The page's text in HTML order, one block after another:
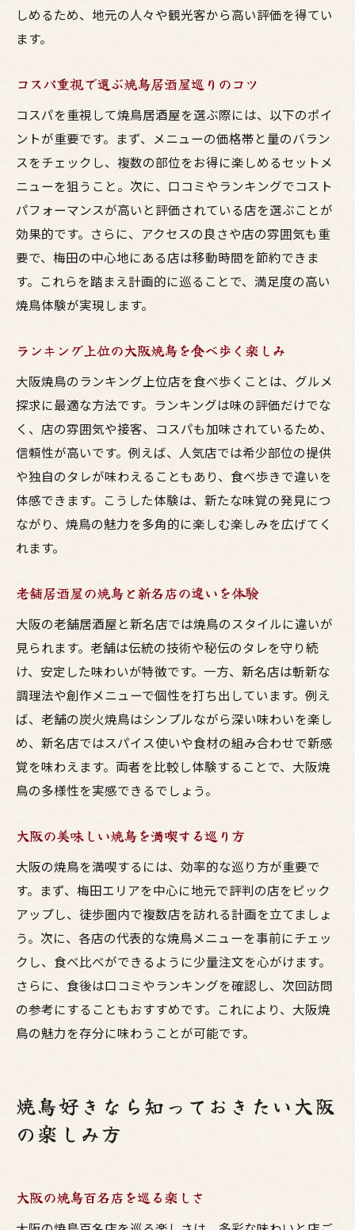
しめるため、地元の人々や観光客から高い評価を得てい
ます。
コスパ重視で選ぶ焼鳥居酒屋巡りのコツ
コスパを重視して焼鳥居酒屋を選ぶ際には、以下のポイ
ントが重要です。まず、メニューの価格帯と量のバラン
スをチェックし、複数の部位をお得に楽しめるセットメ
ニューを狙うこと。次に、口コミやランキングでコスト
パフォーマンスが高いと評価されている店を選ぶことが
効果的です。さらに、アクセスの良さや店の雰囲気も重
要で、梅田の中心地にある店は移動時間を節約できま
す。これらを踏まえ計画的に巡ることで、満足度の高い
焼鳥体験が実現します。
ランキング上位の大阪焼鳥を食べ歩く楽しみ
大阪焼鳥のランキング上位店を食べ歩くことは、グルメ
探求に最適な方法です。ランキングは味の評価だけでな
く、店の雰囲気や接客、コスパも加味されているため、
信頼性が高いです。例えば、人気店では希少部位の提供
や独自のタレが味わえることもあり、食べ歩きで違いを
体感できます。こうした体験は、新たな味覚の発見につ
ながり、焼鳥の魅力を多角的に楽しむ楽しみを広げてく
れます。
老舗居酒屋の焼鳥と新名店の違いを体験
大阪の老舗居酒屋と新名店では焼鳥のスタイルに違いが
見られます。老舗は伝統の技術や秘伝のタレを守り続
け、安定した味わいが特徴です。一方、新名店は斬新な
調理法や創作メニューで個性を打ち出しています。例え
ば、老舗の炭火焼鳥はシンプルながら深い味わいを楽し
め、新名店ではスパイス使いや食材の組み合わせで新感
覚を味わえます。両者を比較し体験することで、大阪焼
鳥の多様性を実感できるでしょう。
大阪の美味しい焼鳥を満喫する巡り方
大阪の焼鳥を満喫するには、効率的な巡り方が重要で
す。まず、梅田エリアを中心に地元で評判の店をピック
アップし、徒歩圏内で複数店を訪れる計画を立てましょ
う。次に、各店の代表的な焼鳥メニューを事前にチェッ
クし、食べ比べができるように少量注文を心がけます。
さらに、食後は口コミやランキングを確認し、次回訪問
の参考にすることもおすすめです。これにより、大阪焼
鳥の魅力を存分に味わうことが可能です。
焼鳥好きなら知っておきたい大阪
の楽しみ方
大阪の焼鳥百名店を巡る楽しさ